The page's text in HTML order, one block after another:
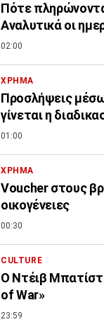
Πότε
Αναλυτικά οι
02:00
ΧΡΗΜΑ
Προσλήψεις
γίνεται η
01:00
ΧΡΗΜΑ
Voucher στους
οικογένειες
00:30
CULTURE
Ο Ντέιβ
of War»
23:59